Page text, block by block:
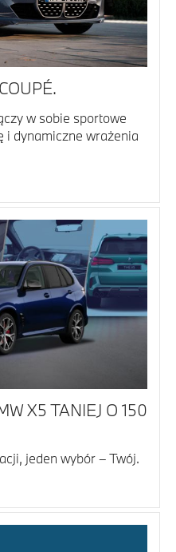
w sobie sportowe
i dynamiczne wrażenia
X5 TANIEJ O 150
jeden wybór – Twój.